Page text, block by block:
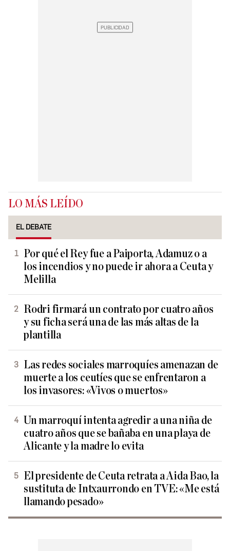
LO MÁS LEÍDO
EL DEBATE
Por qué el Rey fue a Paiporta, Adamuz o a
los incendios y no puede ir ahora a Ceuta y
Melilla
Rodri firmará un contrato por cuatro años
y su ficha será una de las más altas de la
plantilla
Las redes sociales marroquíes amenazan de
muerte a los ceutíes que se enfrentaron a
los invasores: «Vivos o muertos»
Un marroquí intenta agredir a una niña de
cuatro años que se bañaba en una playa de
Alicante y la madre lo evita
El presidente de Ceuta retrata a Aida Bao, la
sustituta de Intxaurrondo en TVE: «Me está
llamando pesado»